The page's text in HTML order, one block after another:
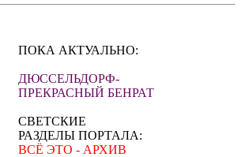
ПОКА АКТУАЛЬНО:
ДЮССЕЛЬДОРФ-
ПРЕКРАСНЫЙ БЕНРАТ
СВЕТСКИЕ
РАЗДЕЛЫ ПОРТАЛА:
ВСЁ ЭТО - АРХИВ